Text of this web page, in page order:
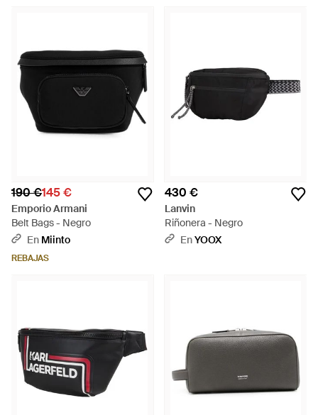
190 €145 €
Emporio Armani
Belt Bags - Negro
En Miinto
REBAJAS
430 €
Lanvin
Riñonera - Negro
EnYOOX